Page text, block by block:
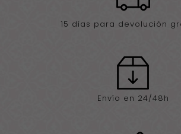
15 días para devolución
Envío en 24/48h